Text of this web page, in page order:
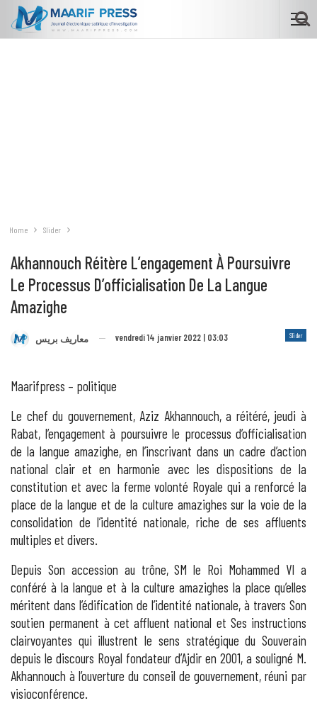
Home Slider
Akhannouch Réitère L’engagement À Poursuivre
Le Processus D’officialisation De La Langue
Amazighe
Slider معاريف بريس vendredi 14 janvier 2022 | 03:03
Maarifpress – politique
Le chef du gouvernement, Aziz Akhannouch, a réitéré, jeudi à
Rabat, l’engagement à poursuivre le processus d’officialisation
de la langue amazighe, en l’inscrivant dans un cadre d’action
national clair et en harmonie avec les dispositions de la
constitution et avec la ferme volonté Royale qui a renforcé la
place de la langue et de la culture amazighes sur la voie de la
consolidation de l’identité nationale, riche de ses affluents
multiples et divers.
Depuis Son accession au trône, SM le Roi Mohammed VI a
conféré à la langue et à la culture amazighes la place qu’elles
méritent dans l’édification de l’identité nationale, à travers Son
soutien permanent à cet affluent national et Ses instructions
clairvoyantes qui illustrent le sens stratégique du Souverain
depuis le discours Royal fondateur d’Ajdir en 2001, a souligné M.
Akhannouch à l’ouverture du conseil de gouvernement, réuni par
visioconférence.